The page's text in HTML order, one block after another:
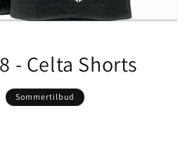
- Celta Shorts
Sommertilbud